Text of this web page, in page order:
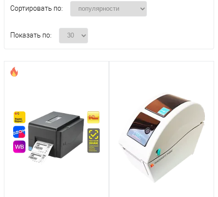
Сортировать по:
Показать по: